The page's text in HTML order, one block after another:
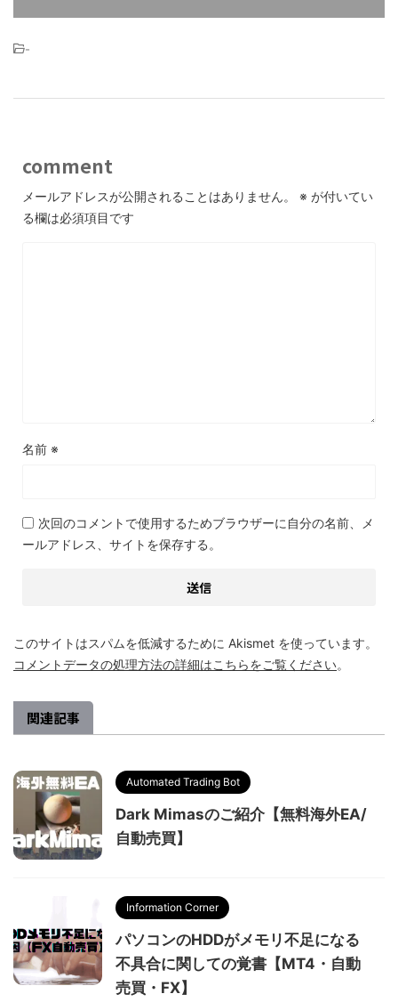
-
comment
メールアドレスが公開されることはありません。 ※ が付いてい
る欄は必須項目です
名前 ※
次回のコメントで使用するためブラウザーに自分の名前、メ
ールアドレス、サイトを保存する。
このサイトはスパムを低減するために Akismet を使っています。
コメントデータの処理方法の詳細はこちらをご覧ください。
関連記事
Automated Trading Bot
Dark Mimasのご紹介【無料海外EA/
自動売買】
Information Corner
パソコンのHDDがメモリ不足になる
不具合に関しての覚書【MT4・自動
売買・FX】